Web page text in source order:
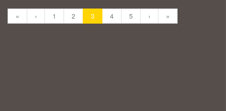
« ‹ 1 2 3 4 5 › »